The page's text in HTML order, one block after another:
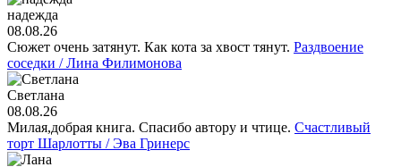
надежда
08.08.26
Сюжет очень затянут. Как кота за хвост тянут. Раздвоение
соседки / Лина Филимонова
Светлана
08.08.26
Милая,добрая книга. Спасибо автору и чтице. Счастливый
торт Шарлотты / Эва Гринерс